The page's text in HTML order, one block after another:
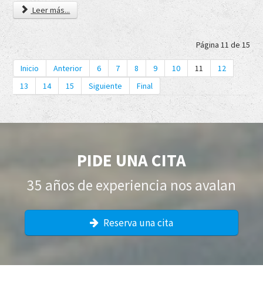
Leer más...
Página 11 de 15
Inicio Anterior 6 7 8 9 10 11
12
13
14 15 Siguiente Final
PIDE UNA CITA
35 años de experiencia nos avalan
Reserva una cita